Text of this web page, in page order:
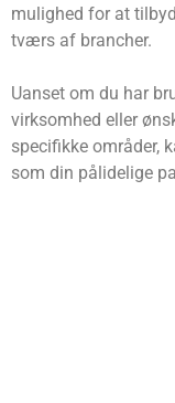
mulighed for at
tværs af brancher.
Uanset om du har
virksomhed eller
specifikke områder,
som din pålidelige